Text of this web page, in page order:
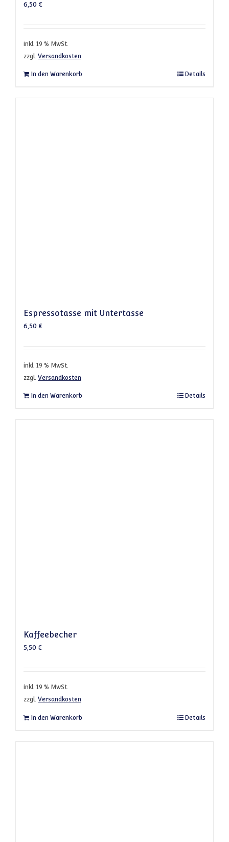
6,50 €
inkl. 19 % MwSt.
zzgl. Versandkosten
In den Warenkorb Details
Espressotasse mit Untertasse
6,50 €
inkl. 19 % MwSt.
zzgl. Versandkosten
In den Warenkorb Details
Kaffeebecher
5,50 €
inkl. 19 % MwSt.
zzgl. Versandkosten
In den Warenkorb Details